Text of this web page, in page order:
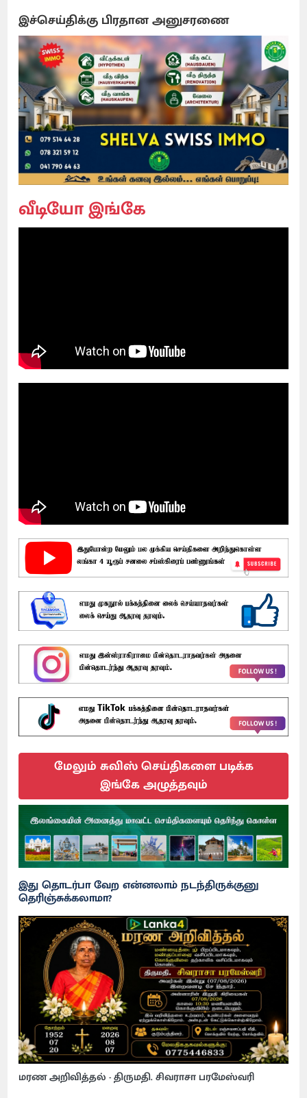
இச்செய்திக்கு பிரதான அனுசரணை
வீடியோ இங்கே
மேலும் சுவிஸ் செய்திகளை படிக்க
இங்கே அழுத்தவும்
இது தொடர்பா வேற என்னலாம் நடந்திருக்குனு
தெரிஞ்சுக்கலாமா?
மரண அறிவித்தல் - திருமதி. சிவராசா பரமேஸ்வரி